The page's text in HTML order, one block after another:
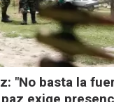
"No basta la
exige